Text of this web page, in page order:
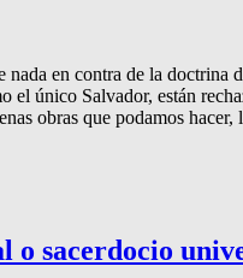
nada en contra de la
el único Salvador, están
obras que podamos
o sacerdocio